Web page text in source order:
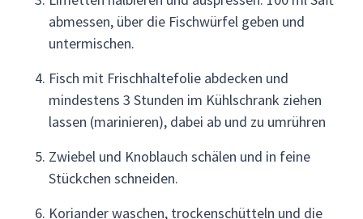
abmessen, über die Fischwürfel geben und
untermischen.
Fisch mit Frischhaltefolie abdecken und
mindestens 3 Stunden im Kühlschrank ziehen
lassen (marinieren), dabei ab und zu umrühren
Zwiebel und Knoblauch schälen und in feine
Stückchen schneiden.
Koriander waschen, trockenschütteln und die